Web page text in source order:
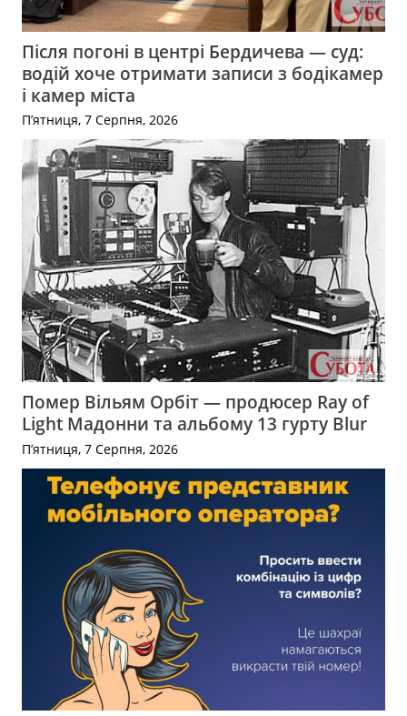
Після погоні в центрі Бердичева — суд:
водій хоче отримати записи з бодікамер
і камер міста
П’ятниця, 7 Серпня, 2026
Помер Вільям Орбіт — продюсер Ray of
Light Мадонни та альбому 13 гурту Blur
П’ятниця, 7 Серпня, 2026